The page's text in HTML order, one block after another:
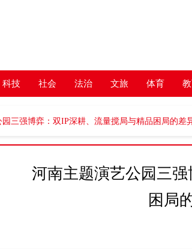
科技 社会 法治 文旅 体育
三强博弈：双IP深耕、流量搅局与精品困局的差
河南主题演艺公园三
困局